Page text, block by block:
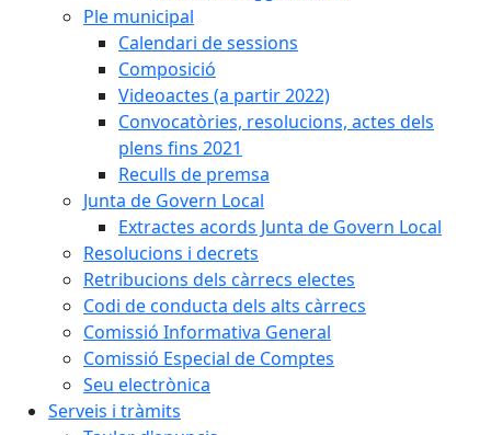
Ple municipal
Calendari de sessions
Composició
Videoactes (a partir 2022)
Convocatòries, resolucions, actes dels
plens fins 2021
Reculls de premsa
Junta de Govern Local
Extractes acords Junta de Govern Local
Resolucions i decrets
Retribucions dels càrrecs electes
Codi de conducta dels alts càrrecs
Comissió Informativa General
Comissió Especial de Comptes
Seu electrònica
Serveis i tràmits